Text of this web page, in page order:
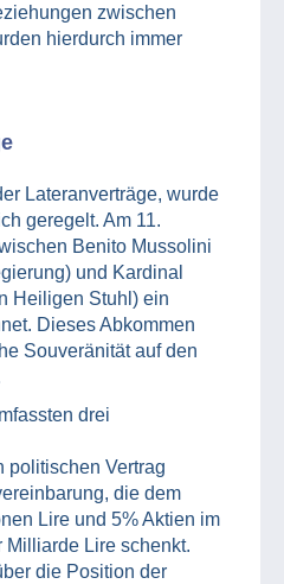
zwischen
hierdurch immer
Lateranverträge, wurde
geregelt. Am 11.
Benito Mussolini
und Kardinal
Heiligen Stuhl) ein
Dieses Abkommen
Souveränität auf den
drei
politischen Vertrag
die dem
Lire und 5% Aktien im
Milliarde Lire schenkt.
die Position der